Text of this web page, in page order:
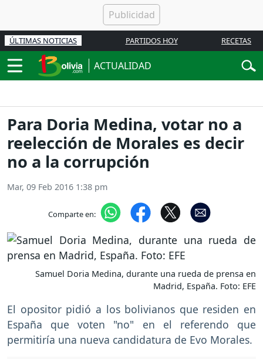
ÚLTIMAS NOTICIAS PARTIDOS HOY RECETAS
ACTUALIDAD
Para Doria Medina, votar no a
reelección de Morales es decir
no a la corrupción
Mar, 09 Feb 2016 1:38 pm
Comparte en:
Samuel Doria Medina, durante una rueda de prensa en
Madrid, España. Foto: EFE
El opositor pidió a los bolivianos que residen en
España que voten "no" en el referendo que
permitiría una nueva candidatura de Evo Morales.